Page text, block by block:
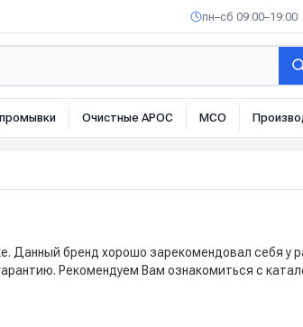
пн–сб 09:00–19:00
Очистные АРОС МСО
Данный бренд хорошо зарекомендовал себя у
Рекомендуем Вам ознакомиться с